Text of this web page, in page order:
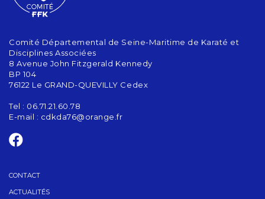
Comité Départemental de Seine-Maritime de Karaté et
Disciplines Associées
8 Avenue John Fitzgerald Kennedy
BP 104
76122 Le GRAND-QUEVILLY Cedex
Tel : 06.71.21.60.78
E-mail : cdkda76@orange.fr
CONTACT
ACTUALITÉS